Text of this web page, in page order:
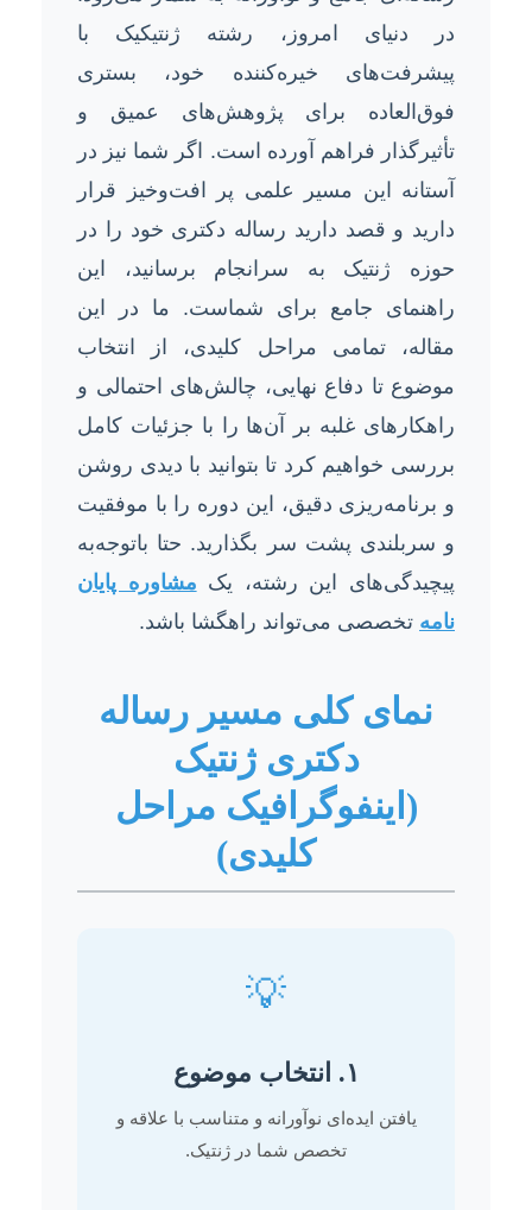
در دنیای امروز، رشته ژنتیکیک با
پیشرفت‌های خیره‌کننده خود، بستری
فوق‌العاده برای پژوهش‌های عمیق و
تأثیرگذار فراهم آورده است. اگر شما نیز در
آستانه این مسیر علمی پر افت‌وخیز قرار
دارید و قصد دارید رساله دکتری خود را در
حوزه ژنتیک به سرانجام برسانید، این
راهنمای جامع برای شماست. ما در این
مقاله، تمامی مراحل کلیدی، از انتخاب
موضوع تا دفاع نهایی، چالش‌های احتمالی و
راهکارهای غلبه بر آن‌ها را با جزئیات کامل
بررسی خواهیم کرد تا بتوانید با دیدی روشن
و برنامه‌ریزی دقیق، این دوره را با موفقیت
و سربلندی پشت سر بگذارید. حتا باتوجه‌به
پیچیدگی‌های این رشته، یک مشاوره پایان
نامه تخصصی می‌تواند راهگشا باشد.
نمای کلی مسیر رساله
دکتری ژنتیک
(اینفوگرافیک مراحل
کلیدی)
💡
۱. انتخاب موضوع
یافتن ایده‌ای نوآورانه و متناسب با علاقه و
تخصص شما در ژنتیک.